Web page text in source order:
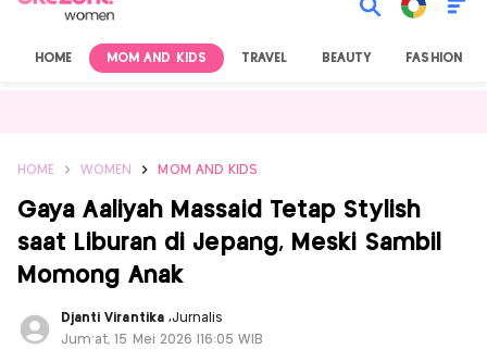
HOME MOM AND KIDS TRAVEL BEAUTY FASHION
HOME WOMEN MOM AND KIDS
Gaya Aaliyah Massaid Tetap Stylish
saat Liburan di Jepang, Meski Sambil
Momong Anak
Djanti Virantika ,Jurnalis
Jum'at, 15 Mei 2026 |16:05 WIB